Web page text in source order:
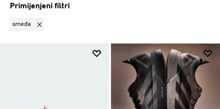
Primijenjeni filtri
smeđa Ukloni filter Trenutno filtrirano prema BOJA: smeđa